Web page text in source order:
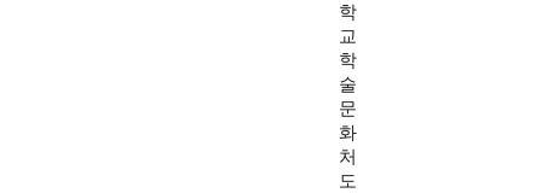
학
교
학
술
문
화
처
도